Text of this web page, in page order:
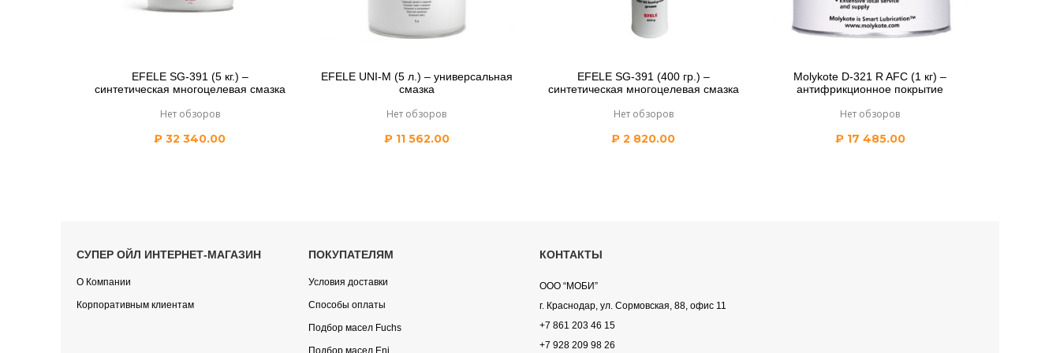
EFELE SG-391 (5 кг.) –
синтетическая многоцелевая смазка
Нет обзоров
₽ 32 340.00
EFELE UNI-M (5 л.) – универсальная
смазка
Нет обзоров
₽11 562.00
EFELE SG-391 (400 гр.) –
синтетическая многоцелевая смазка
Нет обзоров
₽ 2 820.00
Molykote D-321 R AFC (1 кг) –
антифрикционное покрытие
Нет обзоров
₽17 485.00
СУПЕР ОЙЛ ИНТЕРНЕТ-МАГАЗИН
О Компании
Корпоративным клиентам
ПОКУПАТЕЛЯМ
Условия доставки
Способы оплаты
Подбор масел Fuchs
Подбор масел Eni
КОНТАКТЫ
ООО “МОБИ”
г. Краснодар, ул. Сормовская, 88, офис 11
+7 861 203 46 15
+7 928 209 98 26